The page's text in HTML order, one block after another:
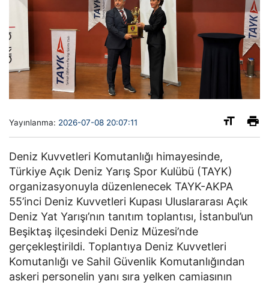
Yayınlanma: 2026-07-08 20:07:11
Deniz Kuvvetleri Komutanlığı himayesinde,
Türkiye Açık Deniz Yarış Spor Kulübü (TAYK)
organizasyonuyla düzenlenecek TAYK-AKPA
55’inci Deniz Kuvvetleri Kupası Uluslararası Açık
Deniz Yat Yarışı’nın tanıtım toplantısı, İstanbul’un
Beşiktaş ilçesindeki Deniz Müzesi’nde
gerçekleştirildi. Toplantıya Deniz Kuvvetleri
Komutanlığı ve Sahil Güvenlik Komutanlığından
askeri personelin yanı sıra yelken camiasının